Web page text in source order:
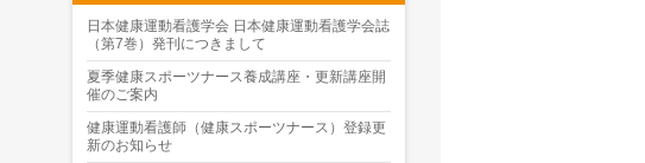
日本健康運動看護学会 日本健康運動看護学会誌
（第7巻）発刊につきまして
夏季健康スポーツナース養成講座・更新講座開
催のご案内
健康運動看護師（健康スポーツナース）登録更
新のお知らせ